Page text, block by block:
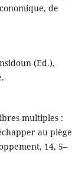
de
(Ed.),
multiples :
au piège
14, 5–